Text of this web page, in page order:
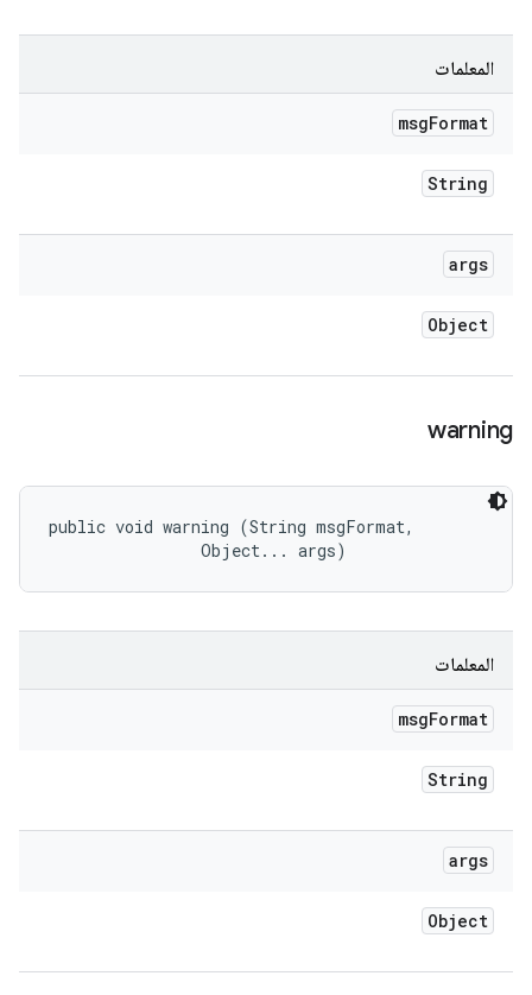
المعلمات
msgFormat
String
args
Object
warning
public void warning (String msgFormat,
                Object... args)
المعلمات
msgFormat
String
args
Object